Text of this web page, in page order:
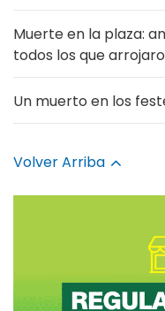
Muerte en la plaza:
todos los que
Un muerto en los
Volver Arriba